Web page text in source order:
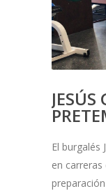
JESÚS
El burgalés
en